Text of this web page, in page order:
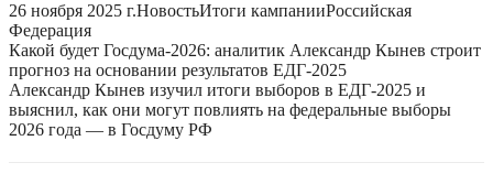
26 ноября 2025 г.НовостьИтоги кампанииРоссийская
Федерация
Какой будет Госдума-2026: аналитик Александр Кынев строит
прогноз на основании результатов ЕДГ-2025
Александр Кынев изучил итоги выборов в ЕДГ-2025 и
выяснил, как они могут повлиять на федеральные выборы
2026 года — в Госдуму РФ